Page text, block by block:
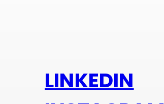
LINKEDIN